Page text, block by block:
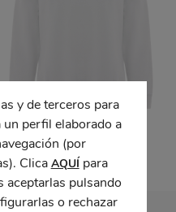
Sudadera BATIAN
y de terceros para
perfil elaborado a
(por
Clica AQUÍpara
aceptarlas pulsando
o rechazar